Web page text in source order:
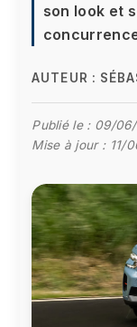
son look et
AUTEUR :
Publié le : 09/
Mise à jour : 11/